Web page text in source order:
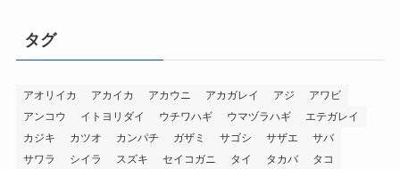
タグ
アオリイカ アカイカ アカウニ アカガレイ アジ
アワビ
アンコウ
イトヨリダイ ウチワハギ ウマヅラハギ
エテガレイ
カジキ
カツオ カンパチ ガザミ サゴシ サザエ
サバ
サワラ
シイラ スズキ セイコガニ タイ タカバ タコ